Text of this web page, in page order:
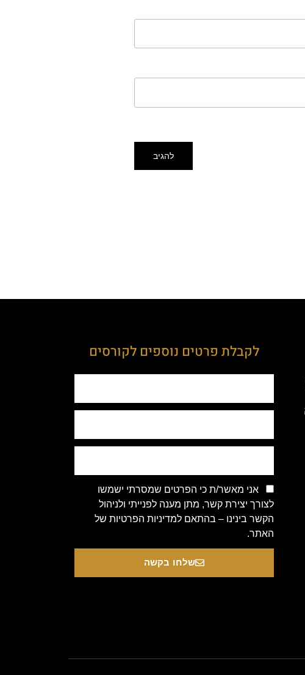
לקבלת פרטים נוספים לקורסים
אני מאשר/ת כי הפרטים שמסרתי ישמשו
לצורך יצירת קשר, מתן מענה לפנייתי ולניהול
הקשר בינינו – בהתאם למדיניות הפרטיות של
האתר.
שלחו בקשה